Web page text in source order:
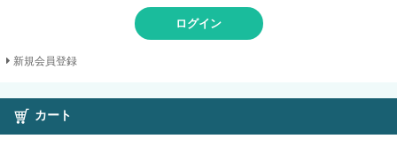
ログイン
新規会員登録
カート